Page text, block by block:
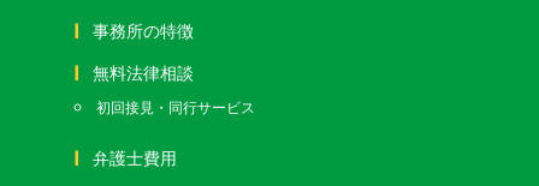
事務所の特徴
無料法律相談
初回接見・同行サービス
弁護士費用